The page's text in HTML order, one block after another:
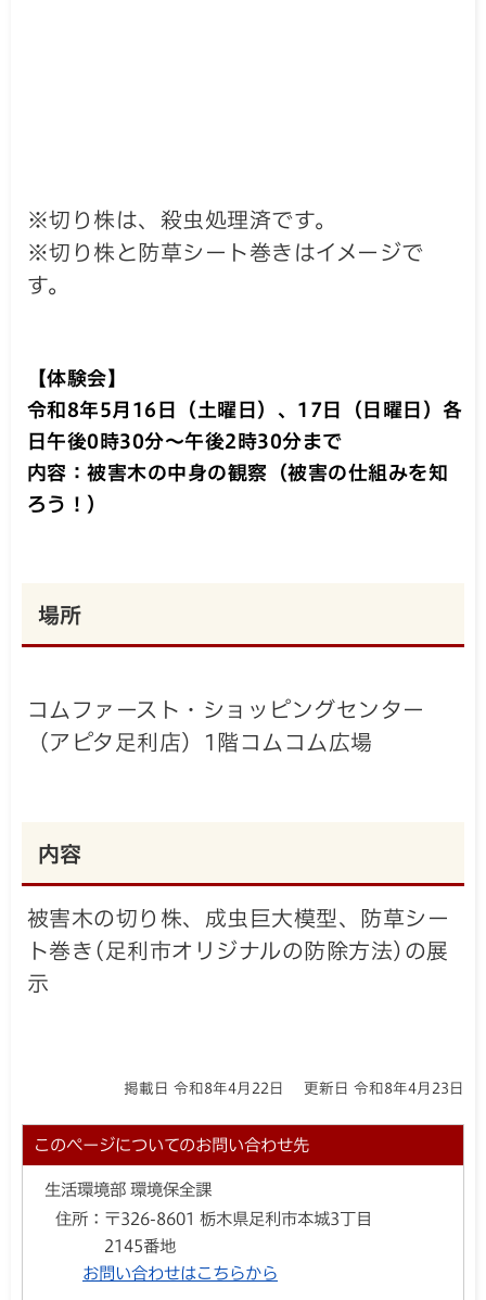
※切り株は、殺虫処理済です。
※切り株と防草シート巻きはイメージで
す。
【体験会】
令和8年5月16日（土曜日）、17日（日曜日）各
日午後0時30分～午後2時30分まで
内容：被害木の中身の観察（被害の仕組みを知
ろう！）
場所
コムファースト・ショッピングセンター
（アピタ足利店）1階コムコム広場
内容
被害木の切り株、成虫巨大模型、防草シー
ト巻き(足利市オリジナルの防除方法)の展
示
掲載日 令和8年4月22日 更新日 令和8年4月23日
このページについてのお問い合わせ先
生活環境部 環境保全課
住所： 〒326-8601 栃木県足利市本城3丁目
2145番地
お問い合わせはこちらから